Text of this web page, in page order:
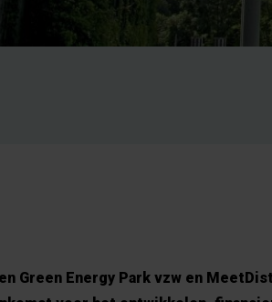
Green Energy Park vzw en